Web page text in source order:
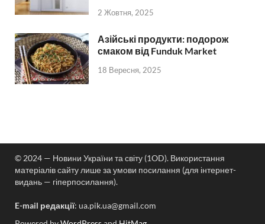
2 Жовтня, 2025
Азійські продукти: подорож
смаком від Funduk Market
18 Вересня, 2025
© 2024 — Новини України та світу (1OD). Використання
матеріалів сайту лише за умови посилання (для інтернет-
видань — гіперпосилання).
E-mail редакції: ua.pik.ua@gmail.com